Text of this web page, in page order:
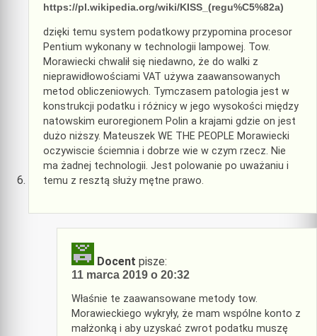
https://pl.wikipedia.org/wiki/KISS_(regu%C5%82a)
dzięki temu system podatkowy przypomina procesor
Pentium wykonany w technologii lampowej. Tow.
Morawiecki chwalił się niedawno, że do walki z
nieprawidłowościami VAT używa zaawansowanych
metod obliczeniowych. Tymczasem patologia jest w
konstrukcji podatku i różnicy w jego wysokości między
natowskim euroregionem Polin a krajami gdzie on jest
dużo niższy. Mateuszek WE THE PEOPLE Morawiecki
oczywiscie ściemnia i dobrze wie w czym rzecz. Nie
ma żadnej technologii. Jest polowanie po uważaniu i
temu z resztą służy mętne prawo.
Docent pisze:
11 marca 2019 o 20:32
Właśnie te zaawansowane metody tow.
Morawieckiego wykryły, że mam wspólne konto z
małżonką i aby uzyskać zwrot podatku muszę